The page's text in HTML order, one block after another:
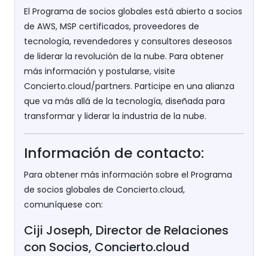
El Programa de socios globales está abierto a socios
de AWS, MSP certificados, proveedores de
tecnología, revendedores y consultores deseosos
de liderar la revolución de la nube. Para obtener
más información y postularse, visite
Concierto.cloud/partners. Participe en una alianza
que va más allá de la tecnología, diseñada para
transformar y liderar la industria de la nube.
Información de contacto:
Para obtener más información sobre el Programa
de socios globales de Concierto.cloud,
comuníquese con:
Ciji Joseph, Director de Relaciones
con Socios, Concierto.cloud